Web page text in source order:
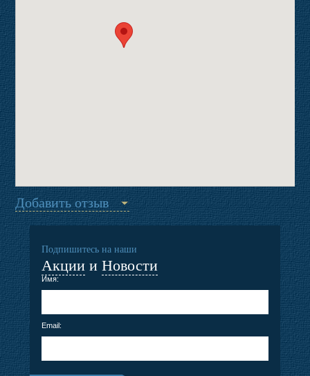
Добавить отзыв
Подпишитесь на наши
Акции и Новости
Имя:
Email: